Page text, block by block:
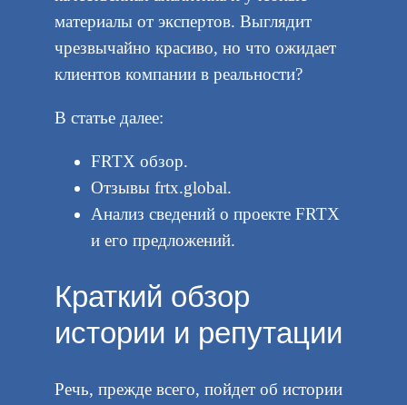
материалы от экспертов. Выглядит
чрезвычайно красиво, но что ожидает
клиентов компании в реальности?
В статье далее:
FRTX обзор.
Отзывы frtx.global.
Анализ сведений о проекте FRTX
и его предложений.
Краткий обзор
истории и репутации
Речь, прежде всего, пойдет об истории